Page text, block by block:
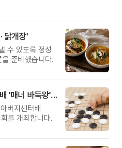
닭개장'
수 있도록 정성
준비했습니다.
제3회 서초구 아버지센터배 '매너 바둑왕' 대회
버지센터배
를 개최합니다.